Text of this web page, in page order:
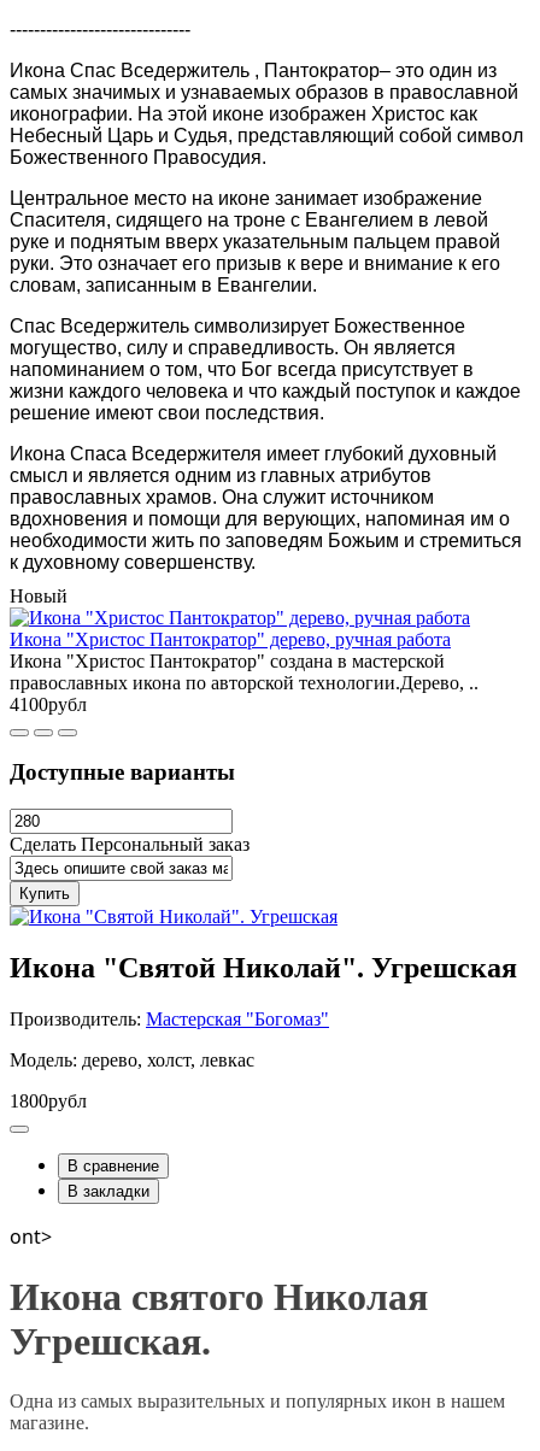
------------------------------
Икона Спас Вседержитель , Пантократор– это один из
самых значимых и узнаваемых образов в православной
иконографии. На этой иконе изображен Христос как
Небесный Царь и Судья, представляющий собой символ
Божественного Правосудия.
Центральное место на иконе занимает изображение
Спасителя, сидящего на троне с Евангелием в левой
руке и поднятым вверх указательным пальцем правой
руки. Это означает его призыв к вере и внимание к его
словам, записанным в Евангелии.
Спас Вседержитель символизирует Божественное
могущество, силу и справедливость. Он является
напоминанием о том, что Бог всегда присутствует в
жизни каждого человека и что каждый поступок и каждое
решение имеют свои последствия.
Икона Спаса Вседержителя имеет глубокий духовный
смысл и является одним из главных атрибутов
православных храмов. Она служит источником
вдохновения и помощи для верующих, напоминая им о
необходимости жить по заповедям Божьим и стремиться
к духовному совершенству.
Новый
Икона "Христос Пантократор" дерево, ручная работа
Икона "Христос Пантократор" создана в мастерской
православных икона по авторской технологии.Дерево, ..
4100рубл
Доступные варианты
Сделать Персональный заказ
Купить
Икона "Святой Николай". Угрешская
Производитель: Мастерская "Богомаз"
Модель: дерево, холст, левкас
1800рубл
В сравнение
В закладки
ont>
Икона святого Николая
Угрешская.
Одна из самых выразительных и популярных икон в нашем
магазине.